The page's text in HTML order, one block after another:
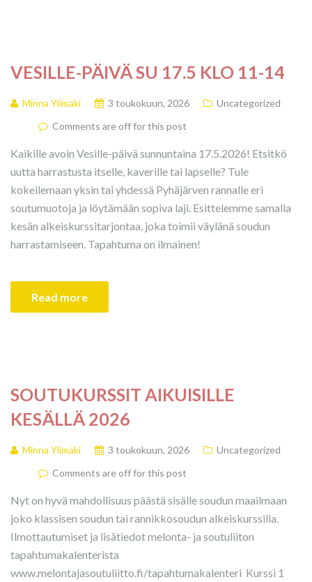
VESILLE-PÄIVÄ SU 17.5 KLO 11-14
Minna Ylimäki 3 toukokuun, 2026
Uncategorized
Comments are off for this post
Kaikille avoin Vesille-päivä sunnuntaina 17.5.2026! Etsitkö
uutta harrastusta itselle, kaverille tai lapselle? Tule
kokeilemaan yksin tai yhdessä Pyhäjärven rannalle eri
soutumuotoja ja löytämään sopiva laji. Esittelemme samalla
kesän alkeiskurssitarjontaa, joka toimii väylänä soudun
harrastamiseen. Tapahtuma on ilmainen!
Read more
SOUTUKURSSIT AIKUISILLE
KESÄLLÄ 2026
Minna Ylimäki 3 toukokuun, 2026
Uncategorized
Comments are off for this post
Nyt on hyvä mahdollisuus päästä sisälle soudun maailmaan
joko klassisen soudun tai rannikkosoudun alkeiskurssilla.
Ilmottautumiset ja lisätiedot melonta- ja soutuliiton
tapahtumakalenterista
www.melontajasoutuliitto.fi/tapahtumakalenteri Kurssi 1